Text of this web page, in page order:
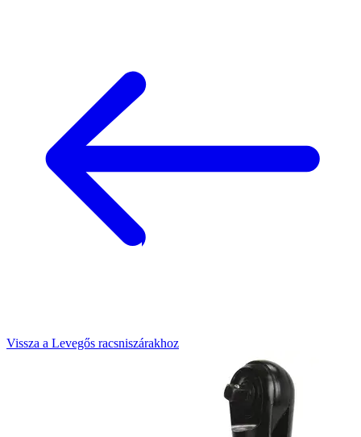
Vissza a Levegős racsniszárakhoz